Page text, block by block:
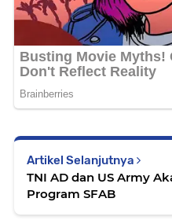
Artikel Selanjutnya
TNI AD dan US Army
Program SFAB